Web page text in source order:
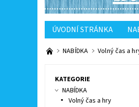
ÚVODNÍ STRÁNKA
NABÍDKA Volný čas a
KATEGORIE
NABÍDKA
Volný čas a hry